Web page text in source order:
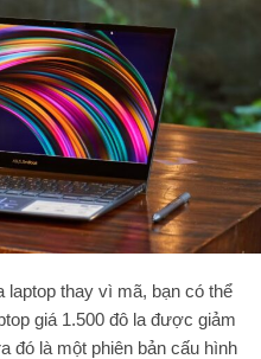
laptop thay vì mã, bạn có thể
giá 1.500 đô la được giảm
đó là một phiên bản cấu hình